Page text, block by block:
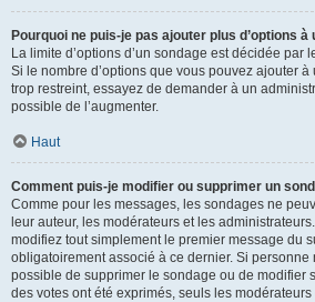
Pourquoi ne puis-je pas ajouter plus d’options à
La limite d’options d’un sondage est décidée par
Si le nombre d’options que vous pouvez ajouter
trop restreint, essayez de demander à un
possible de l’augmenter.
Haut
Comment puis-je modifier ou supprimer un
Comme pour les messages, les sondages ne
leur auteur, les modérateurs et les
modifiez tout simplement le premier message du
obligatoirement associé à ce dernier. Si personne
possible de supprimer le sondage ou de modifier
des votes ont été exprimés, seuls les